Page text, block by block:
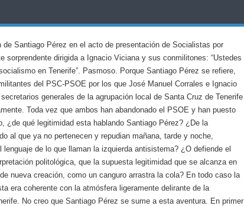
Santiago Pérez en el acto de presentación de Socialistas por
sorprendente dirigida a Ignacio Viciana y sus conmilitones: “Ustedes
en Tenerife”. Pasmoso. Porque Santiago Pérez se refiere,
del PSC-PSOE por los que José Manuel Corrales e Ignacio
generales de la agrupación local de Santa Cruz de Tenerife
Toda vez que ambos han abandonado el PSOE y han puesto
¿de qué legitimidad esta hablando Santiago Pérez? ¿De la
al que ya no pertenecen y repudian mañana, tarde y noche,
de lo que llaman la izquierda antisistema? ¿O defiende el
politológica, que la supuesta legitimidad que se alcanza en
nueva creación, como un canguro arrastra la cola? En todo caso la
era coherente con la atmósfera ligeramente delirante de la
No creo que Santiago Pérez se sume a esta aventura. En primer